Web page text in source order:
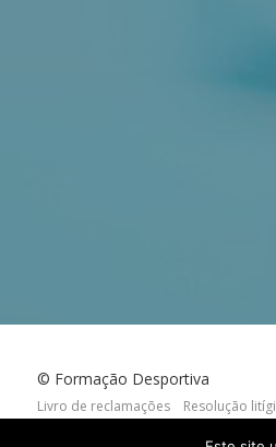
© Formação Desportiva
Livro de reclamações Resolução